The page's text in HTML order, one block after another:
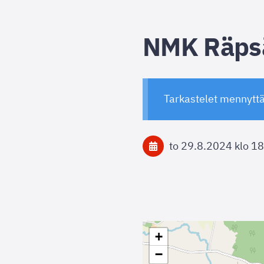
NMK
Tarkastelet
to 29.8.2024 klo 18
+
−